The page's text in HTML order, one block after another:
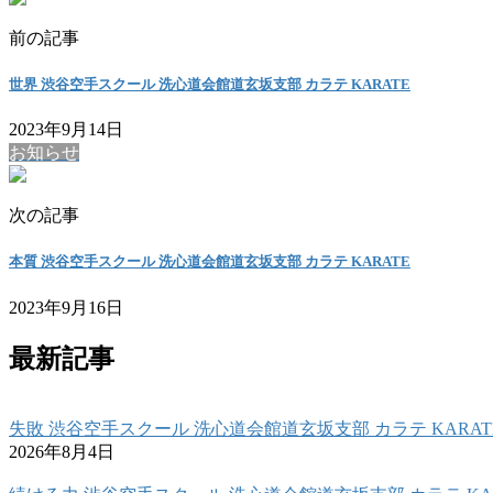
前の記事
世界 渋谷空手スクール 洗心道会館道玄坂支部 カラテ KARATE
2023年9月14日
お知らせ
次の記事
本質 渋谷空手スクール 洗心道会館道玄坂支部 カラテ KARATE
2023年9月16日
最新記事
失敗 渋谷空手スクール 洗心道会館道玄坂支部 カラテ
2026年8月4日